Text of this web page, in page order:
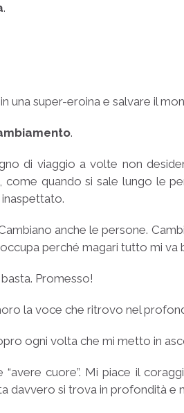
.
una super-eroina e salvare il
.
di viaggio a volte non
come quando si sale lungo le
anche le persone.
perché magari tutto mi va
Promesso!
la voce che ritrovo nel
ogni volta che mi metto in
“avere cuore”. Mi piace il
davvero si trova in profondità e